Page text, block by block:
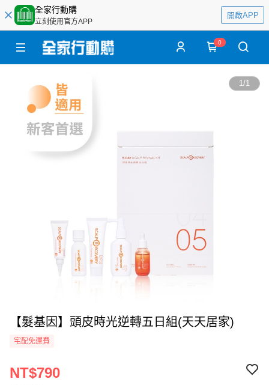
全家行動購
立刻使用官方APP
開啟APP
0
1/1
【髮基因】頭皮時光逆轉五日組(天天居家)
宅配免運費
NT$790